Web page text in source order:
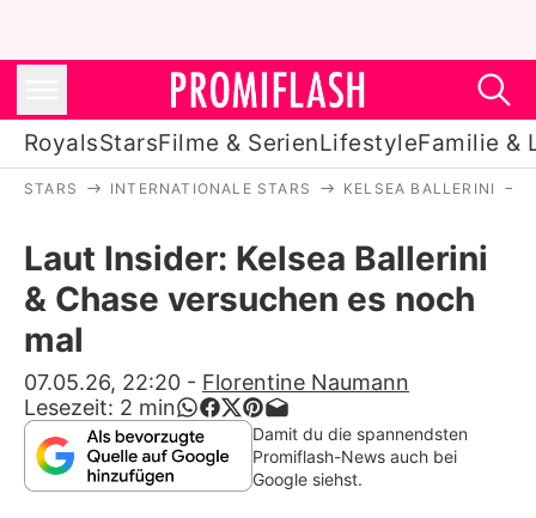
RoyalsStarsFilme & SerienLifestyleFamilie &
Stars
Filme & Serien
Lifestyle
Familie & Liebe
Promiflash Exklusiv
STARS INTERNATIONALE STARS KELSEA BALLERINI
Laut Insider: Kelsea Ballerini
& Chase versuchen es noch
mal
07.05.26, 22:20 - Florentine Naumann
Lesezeit: 2 min
Damit du die spannendsten
Promiflash-News auch bei
Google siehst.